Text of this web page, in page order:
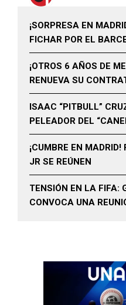
¡SORPRESA EN
FICHAR POR EL
¡OTROS 6 AÑOS DE
RENUEVA SU
ISAAC “PITBULL”
PELEADOR DEL
¡CUMBRE EN
JR SE REÚNEN
TENSIÓN EN LA FIFA:
CONVOCA UNA